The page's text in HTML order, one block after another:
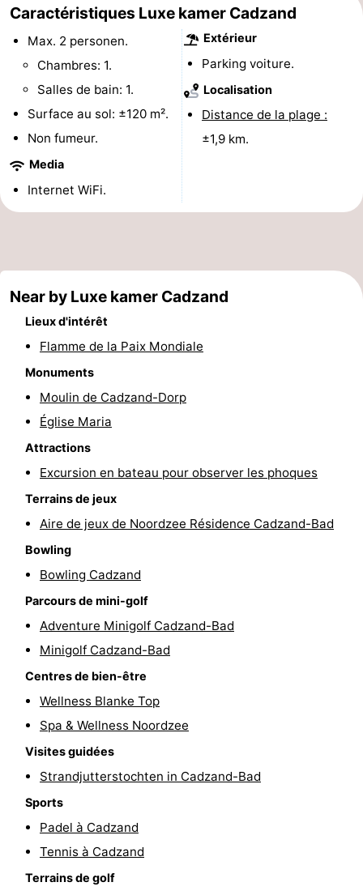
Résidence
Cadzand-
Resort
Nieuwvliet-
-
Schoneveld
-
Strand
Resort
Bad
Waterdunen
-
Zonneweelde
-
minutes
Plages
Lieux
Musées
Monuments
Moulins
Points
vue
Attractions
Croisières
Aires
jeux
intérieures
Bowling
Parcours
mini-
golf
Centres
bien-
être
Villages
villes
Nature
Sports
Caractéristiques Luxe kamer Cadzand
Max. 2 personen.
Chambres: 1.
Salles de bain: 1.
Surface au sol: ±120 m².
Non fumeur.
Media
Internet WiFi.
Extérieur
Parking voiture.
Localisation
Distance de la plage :
±1,9 km.
Near by Luxe kamer Cadzand
Lieux d'intérêt
Flamme de la Paix Mondiale
Monuments
Moulin de Cadzand-Dorp
Église Maria
Attractions
Excursion en bateau pour observer les phoques
Terrains de jeux
Aire de jeux de Noordzee Résidence Cadzand-Bad
Bowling
Bowling Cadzand
Parcours de mini-golf
Adventure Minigolf Cadzand-Bad
Minigolf Cadzand-Bad
Centres de bien-être
Wellness Blanke Top
Spa & Wellness Noordzee
Visites guidées
Strandjutterstochten in Cadzand-Bad
Sports
Padel à Cadzand
Tennis à Cadzand
Terrains de golf